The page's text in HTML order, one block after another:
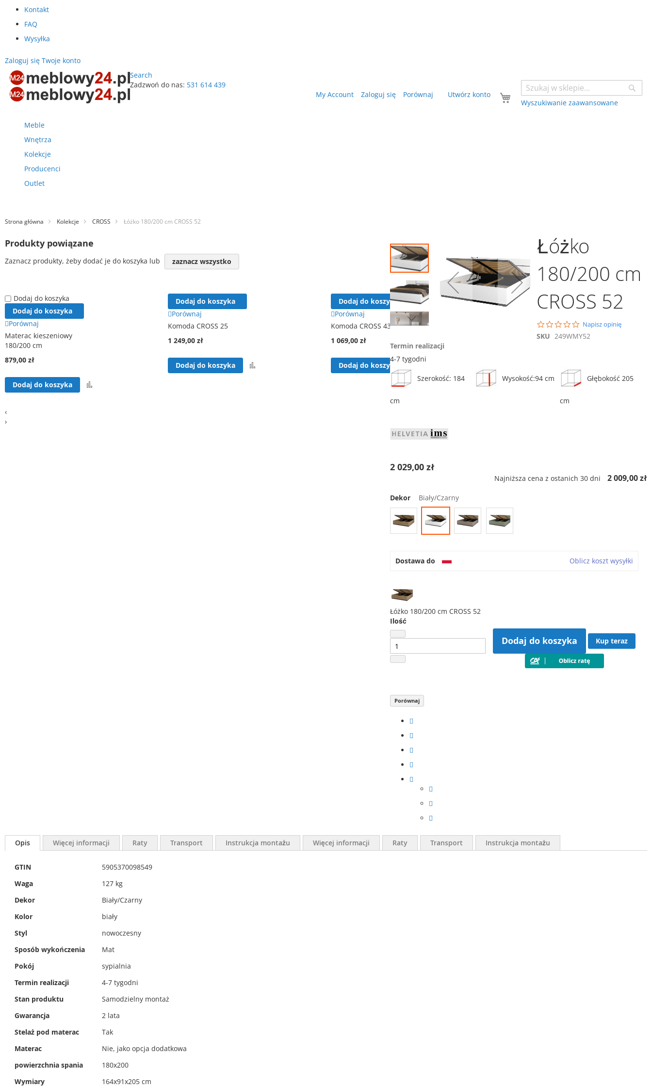
Kontakt
FAQ
Wysyłka
Zaloguj się Twoje konto
Search
Wyszukiwanie zaawansowane
Zadzwoń do nas: 531 614 439
Twój koszyk
My Account Zaloguj się Porównaj Utwórz konto
Meble
Wnętrza
Kolekcje
Producenci
Outlet
Strona główna Kolekcje CROSS Łóżko 180/200 cm CROSS 52
Przejdź
na
koniec
galerii
Przejdź
początek
galerii
Łóżko
180/200 cm
CROSS 52
0.0
star
rating
Napisz opinię
SKU 249WMY52
Termin realizacji
4-7 tygodni
Szerokość: 184
cm
Wysokość:94 cm Głębokość 205
cm
2 029,00 zł
Najniższa cena z ostanich 30 dni 2 009,00 zł
Dekor Biały/Czarny
Dostawa do Oblicz koszt wysyłki
Łóżko 180/200 cm CROSS 52
Ilość
Dodaj do koszyka Kup teraz
Porównaj
Produkty powiązane
Zaznacz produkty, żeby dodać je do koszyka lub zaznacz wszystko
Dodaj do koszyka
Dodaj do koszyka
Porównaj
Materac kieszeniowy
180/200 cm
879,00 zł
Dodaj do koszyka
Dodaj do koszyka
Porównaj
Komoda CROSS 25
1 249,00 zł
Dodaj do koszyka
Dodaj do koszyka
Porównaj
Komoda CROSS 43
1 069,00 zł
Dodaj do koszyka Porównaj
Dodaj do koszyka
Komoda CROSS 76
‹
›
Opis Więcej informacji Raty Transport Instrukcja montażu Więcej informacji
Więcej
GTIN
5905370098549
Waga
127 kg
Dekor
Biały/Czarny
Kolor
biały
Styl
nowoczesny
Sposób wykończenia
Mat
Pokój
sypialnia
Termin realizacji
4-7 tygodni
Stan produktu
Samodzielny montaż
Gwarancja
2 lata
Stelaż pod materac
Tak
Materac
Nie, jako opcja dodatkowa
powierzchnia spania
180x200
Wymiary
164x91x205 cm
Raty Transport Instrukcja montażu